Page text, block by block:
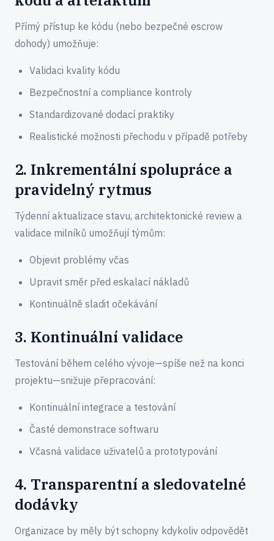
Přímý přístup ke kódu (nebo bezpečné escrow
dohody) umožňuje:
Validaci kvality kódu
Bezpečnostní a compliance kontroly
Standardizované dodací praktiky
Realistické možnosti přechodu v případě potřeby
2. Inkrementální spolupráce a
pravidelný rytmus
Týdenní aktualizace stavu, architektonické review a
validace milníků umožňují týmům:
Objevit problémy včas
Upravit směr před eskalací nákladů
Kontinuálně sladit očekávání
3. Kontinuální validace
Testování během celého vývoje—spíše než na konci
projektu—snižuje přepracování:
Kontinuální integrace a testování
Časté demonstrace softwaru
Včasná validace uživatelů a prototypování
4. Transparentní a sledovatelné
dodávky
Organizace by měly být schopny kdykoliv odpovědět